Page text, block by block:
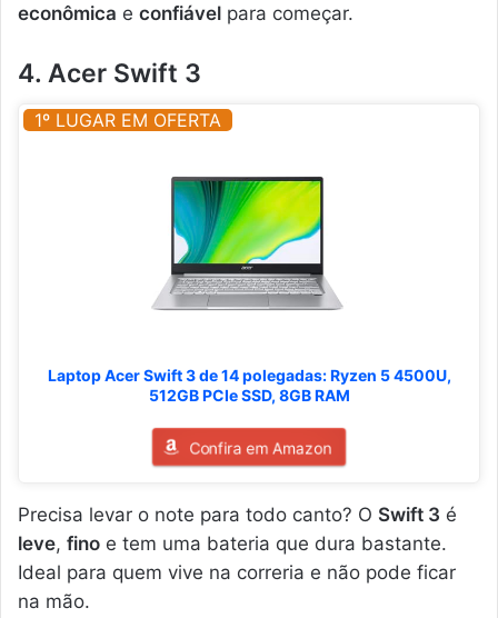
econômica e confiável para começar.
4. Acer Swift 3
1º LUGAR EM OFERTA
Laptop Acer Swift 3 de 14 polegadas: Ryzen 5 4500U,
512GB PCIe SSD, 8GB RAM
Confira em Amazon
Precisa levar o note para todo canto? O Swift 3 é
leve, fino e tem uma bateria que dura bastante.
Ideal para quem vive na correria e não pode ficar
na mão.